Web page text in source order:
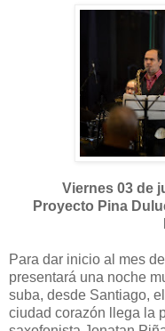
Viernes 03 de
Proyecto Pina
Para dar inicio al mes
presentará una noche
suba, desde Santiago,
ciudad corazón llega la